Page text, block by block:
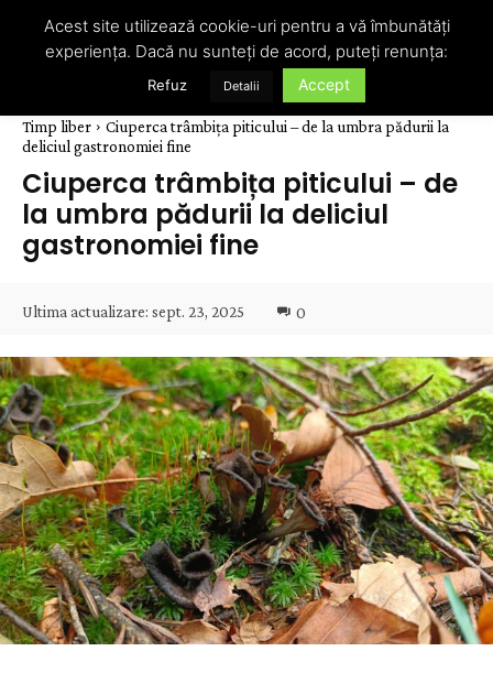
Timp liber
Ciuperca trâmbița piticului – de la umbra pădurii la
deliciul gastronomiei fine
Ciuperca trâmbița piticului – de
la umbra pădurii la deliciul
gastronomiei fine
Ultima actualizare: sept. 23, 2025 0
Acest site utilizează cookie-uri pentru a vă îmbunătăți
experiența. Dacă nu sunteți de acord, puteți renunța:
Refuz Detalii Accept